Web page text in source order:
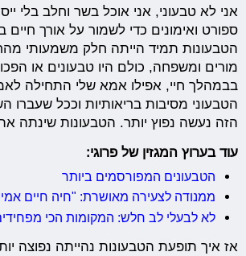
אני לא טבעוני, אני אוכל בשר וחלב בלי
ספורט ואימונים כדי לשמור על אורך חיים
הטבעונות תמיד הייתה חלק משמעותי
מורים ומשפחה, כולם היו טבעונים או
בבמהלך חיי, אפילו אמא שלי התחילה
הטבעוני מסיבות בריאותיות וככל שעברו
הזה נעשה נפוץ יותר. הטבעונות שינתה
עוד בערוץ המגזין של פרוגי:
הטבעונים המפורסמים ביותר
ממנודה לצעירה מאושרת: "חיה חיים
לא לבעלי לב חלש: המקומות הכי
אז איך תופעת הטבעונות נהייתה נפוצה